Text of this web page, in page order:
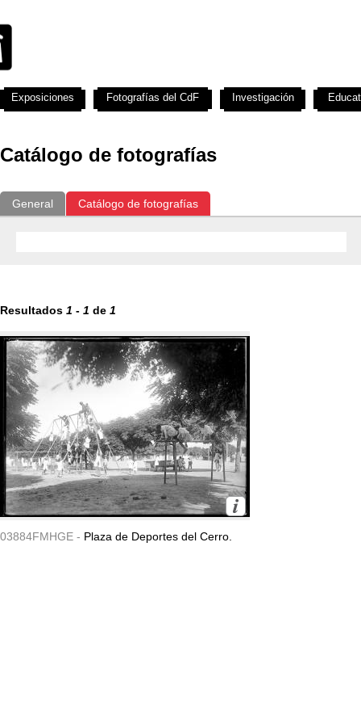
Catálogo de fotografías
General Catálogo de fotografías
Resultados 1 - 1 de 1
03884FMHGE - Plaza de Deportes del Cerro.
Exposiciones Fotografías del CdF Investigación